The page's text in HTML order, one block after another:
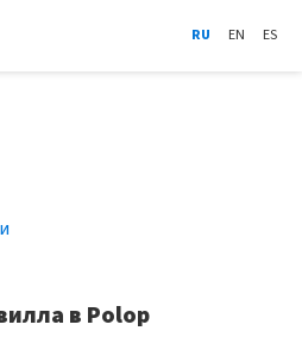
RU EN ES
в Polop